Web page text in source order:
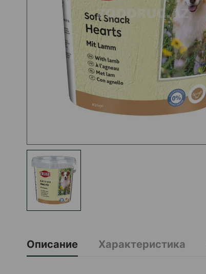
Описание Характеристика